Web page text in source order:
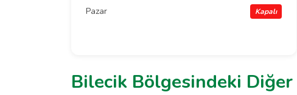
Pazar Kapalı
Bilecik Bölgesindeki